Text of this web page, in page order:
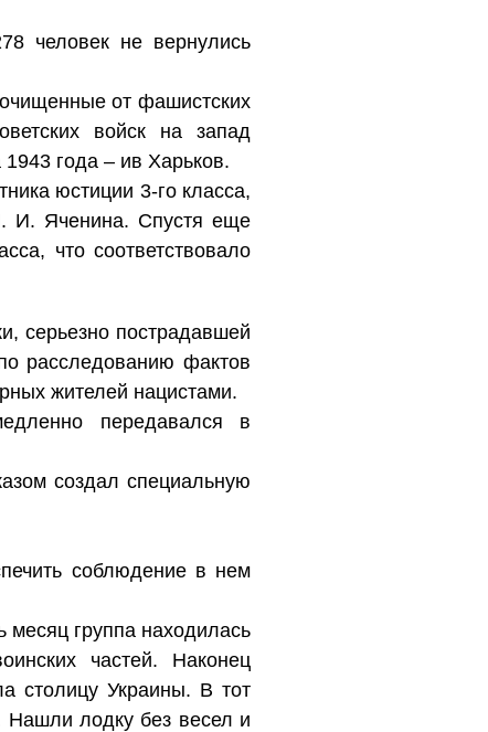
человек не вернулись
от фашистских
войск на запад
1943 года – ив Харьков.
юстиции 3-го класса,
И. Яченина. Спустя еще
что соответствовало
серьезно пострадавшей
расследованию фактов
жителей нацистами.
передавался в
создал специальную
соблюдение в нем
месяц группа находилась
частей. Наконец
столицу Украины. В тот
лодку без весел и